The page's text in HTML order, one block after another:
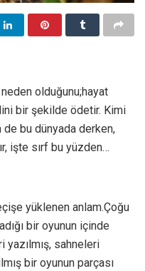
olduğunu;hayat
bir şekilde ödetir. Kimi
bu dünyada derken,
işte sırf bu yüzden…
yüklenen anlam.Çoğu
bir oyunun içinde
sahneleri
bir oyunun parçası